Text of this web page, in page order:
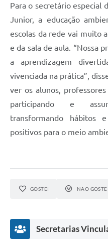
Para o secretário especial
Junior, a educação
escolas da rede vai muito
e da sala de aula. “Nossa
a aprendizagem
vivenciada na prática”,
ver os alunos,
participando e
transformando hábitos
positivos para o meio
GOSTEI NÃO GOSTEI
Secretarias